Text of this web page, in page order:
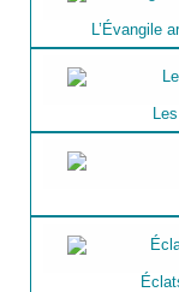
L’Évangile